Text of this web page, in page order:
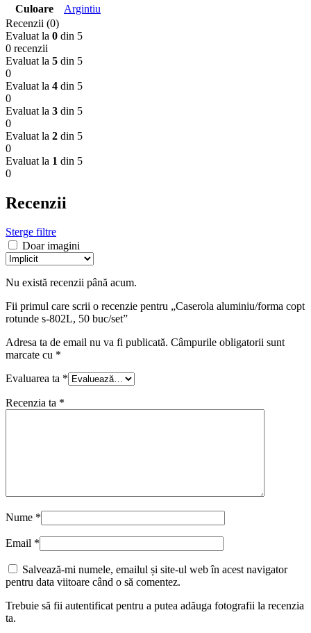
Culoare
Argintiu
Recenzii (0)
Evaluat la 0 din 5
0 recenzii
Evaluat la 5 din 5
0
Evaluat la 4 din 5
0
Evaluat la 3 din 5
0
Evaluat la 2 din 5
0
Evaluat la 1 din 5
0
Recenzii
Sterge filtre
Doar imagini
Nu există recenzii până acum.
Fii primul care scrii o recenzie pentru „Caserola aluminiu/forma copt
rotunde s-802L, 50 buc/set”
Adresa ta de email nu va fi publicată. Câmpurile obligatorii sunt
marcate cu *
Evaluarea ta *
Recenzia ta *
Nume *
Email *
Salvează-mi numele, emailul și site-ul web în acest navigator
pentru data viitoare când o să comentez.
Trebuie să fii autentificat pentru a putea adăuga fotografii la recenzia
ta.